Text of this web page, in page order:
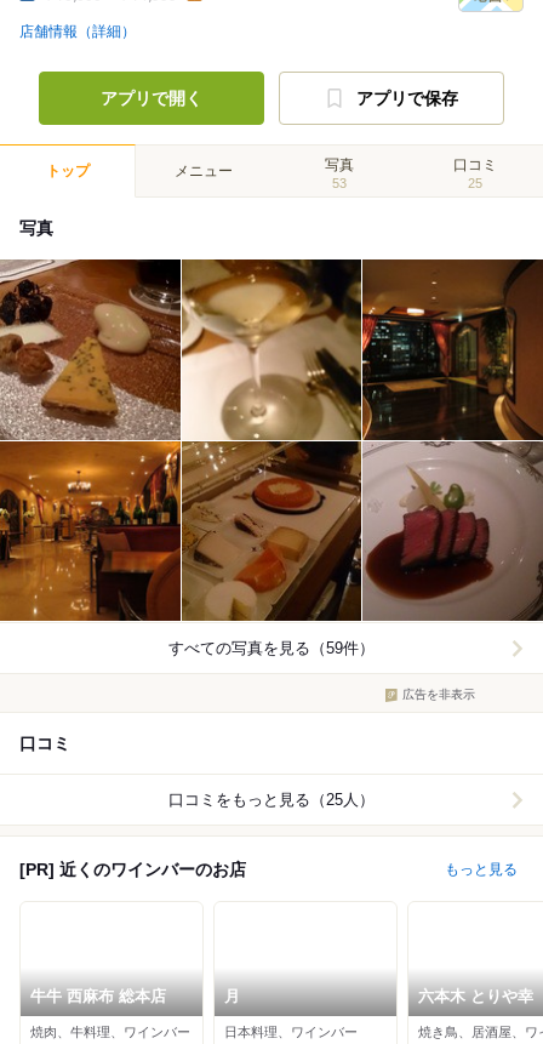
店舗情報（詳細）
アプリで開く アプリで保存
トップ メニュー 写真
53
口コミ
25
写真
すべての写真を見る（59件）
広告を非表示
口コミ
口コミをもっと見る（25人）
[PR] 近くのワインバーのお店 もっと見る
牛牛 西麻布 総本店
焼肉、牛料理、ワインバー
月
日本料理、ワインバー
六本木 とりや幸